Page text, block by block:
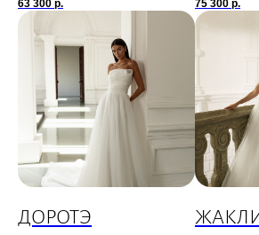
63 300 р. 75 300 р.
ДОРОТЭ